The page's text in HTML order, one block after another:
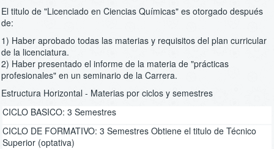
El titulo de "Licenciado en Ciencias Químicas" es otorgado después
de:
1) Haber aprobado todas las materias y requisitos del plan curricular
de la licenciatura.
2) Haber presentado el informe de la materia de "prácticas
profesionales" en un seminario de la Carrera.
Estructura Horizontal - Materias por ciclos y semestres
CICLO BASICO: 3 Semestres
CICLO DE FORMATIVO: 3 Semestres Obtiene el titulo de Técnico
Superior (optativa)